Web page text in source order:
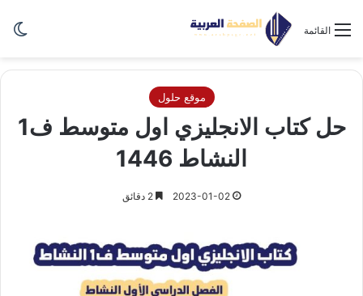
القائمة
موقع حلول
حل كتاب الانجليزي اول متوسط ف1
النشاط 1446
2023-01-02